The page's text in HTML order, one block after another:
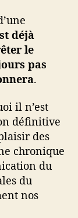
u
déjà
le
pas
.
il n’est
définitive
des
chronique
du
du
nos